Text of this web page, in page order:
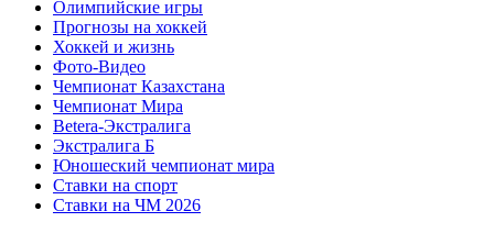
Олимпийские игры
Прогнозы на хоккей
Хоккей и жизнь
Фото-Видео
Чемпионат Казахстана
Чемпионат Мира
Betera-Экстралига
Экстралига Б
Юношеский чемпионат мира
Ставки на спорт
Ставки на ЧМ 2026